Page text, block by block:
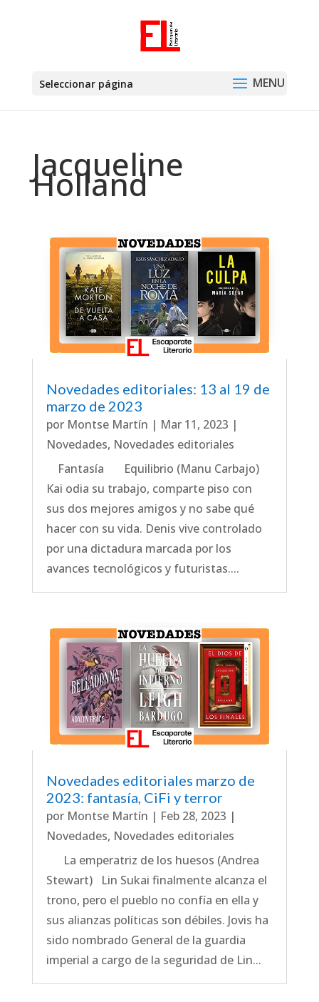
Seleccionar página
Jacqueline
Holland
Novedades editoriales: 13 al 19 de
marzo de 2023
por Montse Martín | Mar 11, 2023 |
Novedades, Novedades editoriales
Fantasía Equilibrio (Manu Carbajo)
Kai odia su trabajo, comparte piso con
sus dos mejores amigos y no sabe qué
hacer con su vida. Denis vive controlado
por una dictadura marcada por los
avances tecnológicos y futuristas....
Novedades editoriales marzo de
2023: fantasía, CiFi y terror
por Montse Martín | Feb 28, 2023 |
Novedades, Novedades editoriales
La emperatriz de los huesos (Andrea
Stewart) Lin Sukai finalmente alcanza el
trono, pero el pueblo no confía en ella y
sus alianzas políticas son débiles. Jovis ha
sido nombrado General de la guardia
imperial a cargo de la seguridad de Lin...